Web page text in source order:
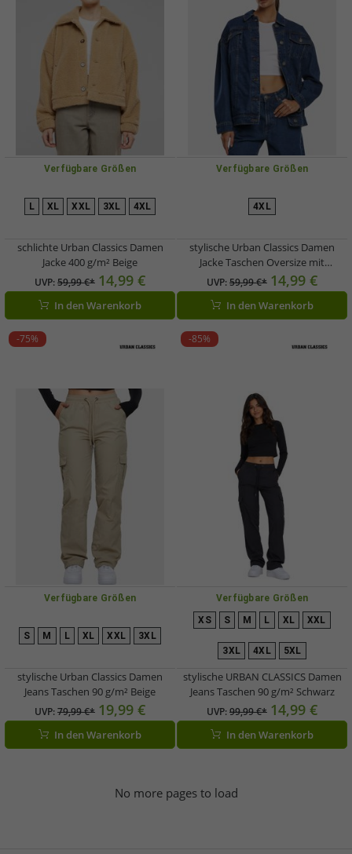
Verfügbare Größen
L XL XXL 3XL 4XL
schlichte Urban Classics Damen
Jacke 400 g/m² Beige
UVP:59,99 €* 14,99 €
In den Warenkorb
Verfügbare Größen
4XL
stylische Urban Classics Damen
Jacke Taschen Oversize mit
Baumwolle Blau
UVP:59,99 €* 14,99 €
In den Warenkorb
-75%
Verfügbare Größen
S M L XL XXL 3XL
stylische Urban Classics Damen
Jeans Taschen 90 g/m² Beige
UVP:79,99 €* 19,99 €
In den Warenkorb
-85%
Verfügbare Größen
XS S M L XL XXL
3XL 4XL 5XL
stylische URBAN CLASSICS Damen
Jeans Taschen 90 g/m² Schwarz
UVP:99,99 €* 14,99 €
In den Warenkorb
No more pages to load